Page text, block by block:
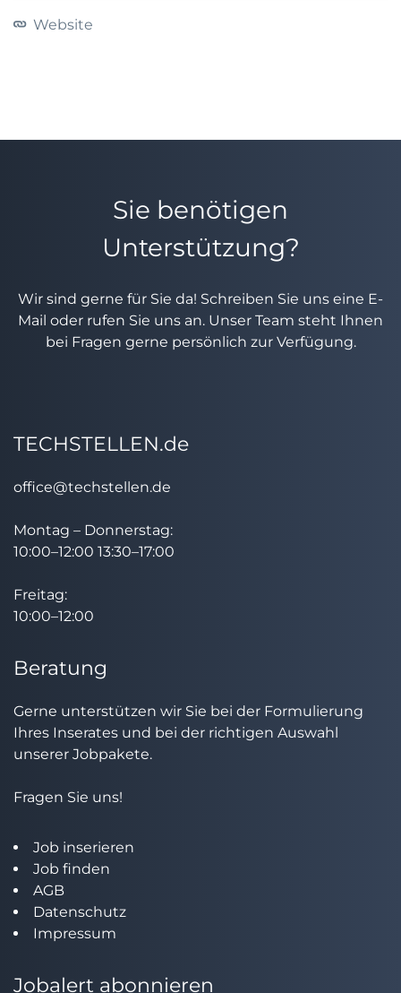
Website
Sie benötigen
Unterstützung?
Wir sind gerne für Sie da! Schreiben Sie uns eine E-
Mail oder rufen Sie uns an. Unser Team steht Ihnen
bei Fragen gerne persönlich zur Verfügung.
TECHSTELLEN.de
office@techstellen.de
Montag – Donnerstag:
10:00–12:00 13:30–17:00
Freitag:
10:00–12:00
Beratung
Gerne unterstützen wir Sie bei der Formulierung
Ihres Inserates und bei der richtigen Auswahl
unserer Jobpakete.
Fragen Sie uns!
Job inserieren
Job finden
AGB
Datenschutz
Impressum
Jobalert abonnieren